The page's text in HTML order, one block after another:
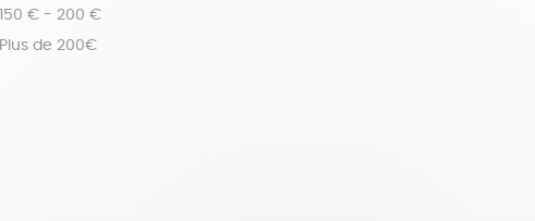
150 € - 200 €
Plus de 200€